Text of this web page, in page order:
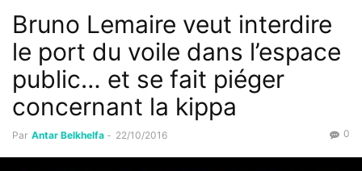
Bruno Lemaire veut interdire
le port du voile dans l’espace
public… et se fait piéger
concernant la kippa
Par Antar Belkhelfa - 22/10/2016 0